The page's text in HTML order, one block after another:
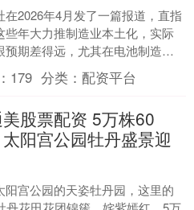
在2026年4月发了一篇报道，直指
些年大力推制造业本土化，实际
预期差得远，尤其在电池制造
不开中国供应链支持就很难真正
。 这篇报道没....
179 分类：配资平台
股票配资 5万株60
阳宫公园牡丹盛景迎
阳宫公园的天姿牡丹园，这里的